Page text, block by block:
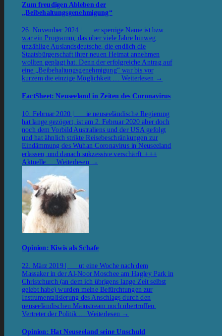
Zum freudigen Ableben der
„Beibehaltungsgenehmigung“
26. November 2024 | er sperrige Name ist bzw.
war ein Programm, das über viele Jahre hinweg
unzählige Auslandsdeutsche, die endlich die
Staatsbürgerschaft ihrer neuen Heimat annehmen
wollten geplagt hat. Denn der erfolgreiche Antrag auf
eine „Beibehaltungsgenehmigung“ war bis vor
kurzem die einzige Möglichkeit … Weiterlesen →
FactSheet: Neuseeland in Zeiten des Coronavirus
10. Februar 2020 | ie neuseeländische Regierung
hat lange gezögert, ist am 2. Februar 2020 aber doch
noch dem Vorbild Australiens und der USA gefolgt
und hat ähnlich strikte Reisebeschränkungen zur
Eindämmung des Wuhan Coronavirus in Neuseeland
erlassen, und danach sukzessive verschärft. +++
Aktuelle …Weiterlesen →
Opinion: Kiwis als Schafe
22. März 2019 | ut eine Woche nach dem
Massaker in der Al-Noor Moschee am Hagley Park in
Christchurch (an dem ich übrigens lange Zeit selbst
gelebt habe) wurden meine Befürchtungen zur
Instrumentalisierung des Anschlags durch den
neuseeländischen Mainstream noch übertroffen.
Vertreter der Politik …Weiterlesen →
Opinion: Hat Neuseeland seine Unschuld